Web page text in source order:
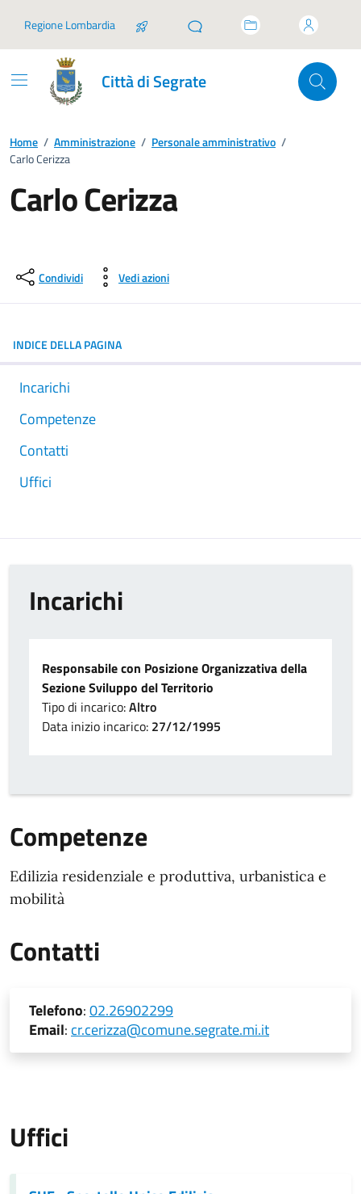
Regione Lombardia
Città di Segrate
Home / Amministrazione / Personale amministrativo /
Carlo Cerizza
Carlo Cerizza
Condividi Vedi azioni
INDICE DELLA PAGINA
Incarichi
Competenze
Contatti
Uffici
Incarichi
Responsabile con Posizione Organizzativa della
Sezione Sviluppo del Territorio
Tipo di incarico:Altro
Data inizio incarico: 27/12/1995
Competenze
Edilizia residenziale e produttiva, urbanistica e
mobilità
Contatti
Telefono:02.26902299
Email: cr.cerizza@comune.segrate.mi.it
Uffici